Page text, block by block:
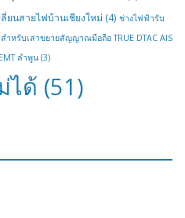
ยนสายไฟบ้านเชียงใหม่ (4) ช่างไฟฟ้ารับ
ำหรับเสาขยายสัญญาณมือถือ TRUE DTAC AIS
ลำพูน (3)
ได้ (51)